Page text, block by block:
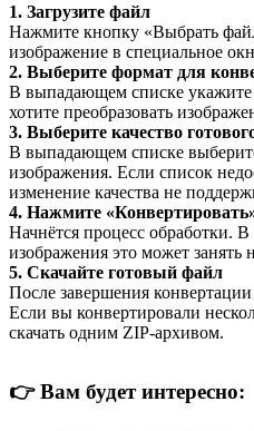
1. Загрузите файл
Нажмите кнопку «Выбрать
изображение в специальное
2. Выберите формат для
В выпадающем списке
хотите преобразовать
3. Выберите качество
В выпадающем списке
изображения. Если список
изменение качества не
4. Нажмите
Начнётся процесс обработки. В
изображения это может занять
5. Скачайте готовый файл
После завершения
Если вы конвертировали
скачать одним ZIP-архивом.
👉Вам будет интересно: